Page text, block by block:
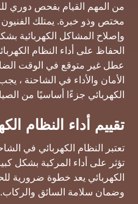
من المهم القيام بفحص دوري
مختص وذو خبرة. يمتلك
وإصلاح المشاكل الكهربائية
الحفاظ على أداء النظام
عطل غير متوقع في الوقت
الأمان والأداء في الشاحنة ،
الكهربائي جزءًا أساسيًا من
تقييم أداء النظام
تعتبر النظام الكهربائي في
تؤثر على أداء المركبة بشكل
الكهربائي يعد خطوة ضرورية
وضمان سلامة السائق والركاب.